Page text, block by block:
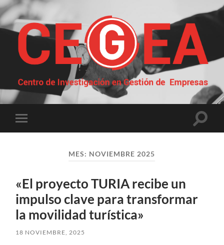
Centro
de
Investigación
Empresas
Alternar
el
MES: NOVIEMBRE 2025
«El proyecto TURIA recibe un
impulso clave para transformar
la movilidad turística»
18 NOVIEMBRE, 2025